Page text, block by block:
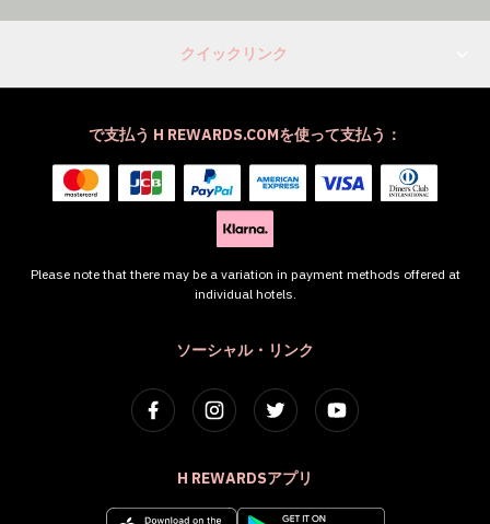
クイックリンク
ソーシャル・リンク
H REWARDSアプリ
で支払う H REWARDS.COMを使って支払う：
Please note that there may be a variation in payment methods offered at
individual hotels.